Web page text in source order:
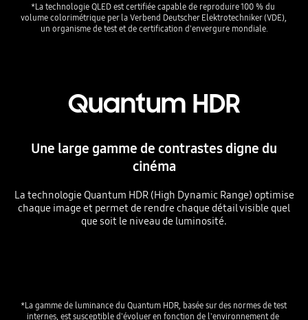
*La technologie QLED est certifiée capable de reproduire 100 % du
volume colorimétrique per la Verbend Deutscher Elektrotechniker (VDE),
un organisme de test et de certification d'envergure mondiale.
Quantum HDR
Une large gamme de contrastes digne du
cinéma
La technologie Quantum HDR (High Dynamic Range) optimise
chaque image et permet de rendre chaque détail visible quel
que soit le niveau de luminosité.
*La gamme de luminance du Quantum HDR, basée sur des normes de test
internes, est susceptible d'évoluer en fonction de l'environnement de